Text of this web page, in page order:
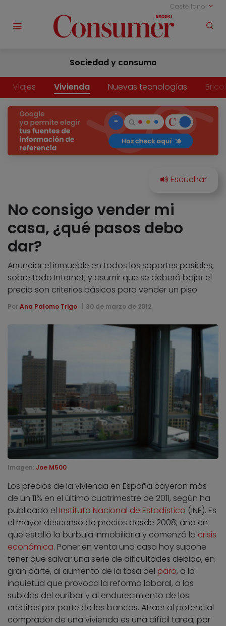
Castellano
Sociedad y consumo
Viajes Vivienda Nuevas tecnologías
No consigo vender mi
casa, ¿qué pasos debo
dar?
Anunciar el inmueble en todos los soportes posibles,
sobre todo Internet, y asumir que se deberá bajar el
precio son criterios básicos para vender un piso
Por Ana Palomo Trigo 30 de marzo de 2012
Imagen: Joe M500
Los precios de la vivienda en España cayeron más
de un 11% en el último cuatrimestre de 2011, según ha
publicado el Instituto Nacional de Estadística (INE). Es
el mayor descenso de precios desde 2008, año en
que estalló la burbuja inmobiliaria y comenzó la crisis
económica. Poner en venta una casa hoy supone
tener que salvar una serie de dificultades debido, en
gran parte, al aumento de la tasa del paro, a la
inquietud que provoca la reforma laboral, a las
subidas del euríbor y al endurecimiento de los
créditos por parte de los bancos. Atraer al potencial
comprador de una vivienda es una difícil tarea, por